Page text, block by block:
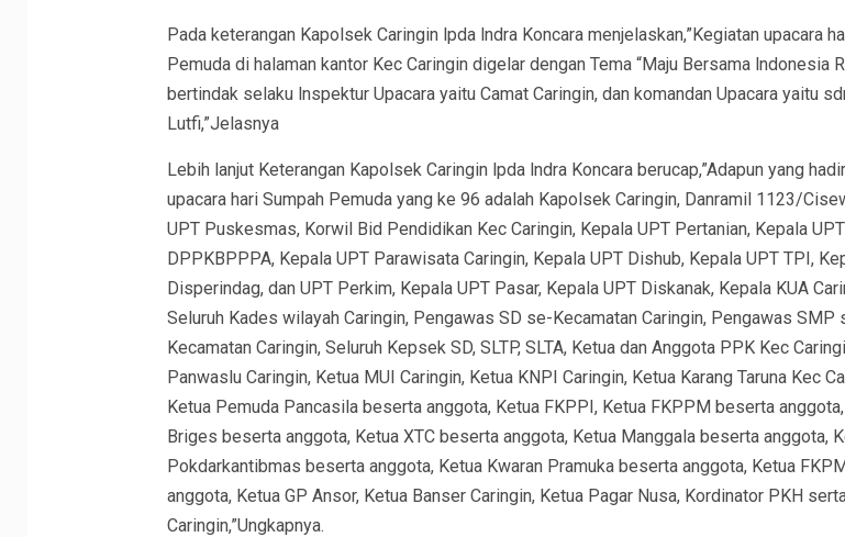
Pada keterangan Kapolsek Caringin lpda lndra Koncara menjelaskan,”Kegiatan upacara
Pemuda di halaman kantor Kec Caringin digelar dengan Tema “Maju Bersama lndonesia
bertindak selaku lnspektur Upacara yaitu Camat Caringin, dan komandan Upacara yaitu
Lutfi,”Jelasnya
Lebih lanjut Keterangan Kapolsek Caringin lpda lndra Koncara berucap,”Adapun yang
upacara hari Sumpah Pemuda yang ke 96 adalah Kapolsek Caringin, Danramil 1123/
UPT Puskesmas, Korwil Bid Pendidikan Kec Caringin, Kepala UPT Pertanian, Kepala UPT
DPPKBPPPA, Kepala UPT Parawisata Caringin, Kepala UPT Dishub, Kepala UPT TPI,
Disperindag, dan UPT Perkim, Kepala UPT Pasar, Kepala UPT Diskanak, Kepala KUA
Seluruh Kades wilayah Caringin, Pengawas SD se-Kecamatan Caringin, Pengawas SMP
Kecamatan Caringin, Seluruh Kepsek SD, SLTP, SLTA, Ketua dan Anggota PPK Kec
Panwaslu Caringin, Ketua MUI Caringin, Ketua KNPI Caringin, Ketua Karang Taruna Kec
Ketua Pemuda Pancasila beserta anggota, Ketua FKPPI, Ketua FKPPM beserta
Briges beserta anggota, Ketua XTC beserta anggota, Ketua Manggala beserta anggota,
Pokdarkantibmas beserta anggota, Ketua Kwaran Pramuka beserta anggota, Ketua
anggota, Ketua GP Ansor, Ketua Banser Caringin, Ketua Pagar Nusa, Kordinator PKH
Caringin,”Ungkapnya.